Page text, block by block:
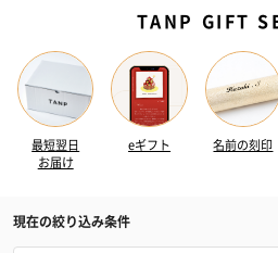
TANP GIFT
最短翌日
お届け
eギフト 名前の刻印
現在の絞り込み条件